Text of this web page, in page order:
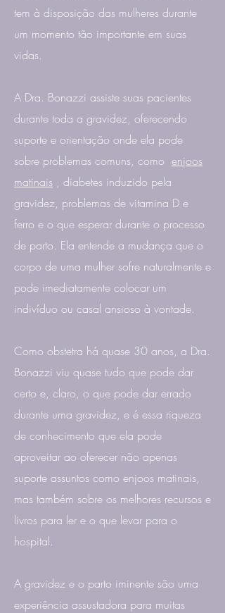
tem à disposição das mulheres durante
um momento tão importante em suas
vidas.
A Dra. Bonazzi assiste suas pacientes
durante toda a gravidez, oferecendo
suporte e orientação onde ela pode
sobre problemas comuns, como enjoos
matinais , diabetes induzido pela
gravidez, problemas de vitamina D e
ferro e o que esperar durante o processo
de parto. Ela entende a mudança que o
corpo de uma mulher sofre naturalmente e
pode imediatamente colocar um
indivíduo ou casal ansioso à vontade.
Como obstetra há quase 30 anos, a Dra.
Bonazzi viu quase tudo que pode dar
certo e, claro, o que pode dar errado
durante uma gravidez, e é essa riqueza
de conhecimento que ela pode
aproveitar ao oferecer não apenas
suporte assuntos como enjoos matinais,
mas também sobre os melhores recursos e
livros para ler e o que levar para o
hospital.
A gravidez e o parto iminente são uma
experiência assustadora para muitas